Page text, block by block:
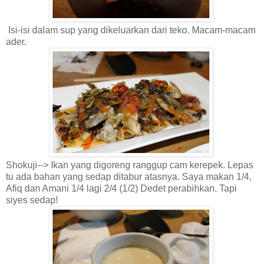
Isi-isi dalam sup yang dikeluarkan dari teko. Macam-macam
ader.
Shokuji--> Ikan yang digoreng ranggup cam kerepek. Lepas
tu ada bahan yang sedap ditabur atasnya. Saya makan 1/4,
Afiq dan Amani 1/4 lagi 2/4 (1/2) Dedet perabihkan. Tapi
siyes sedap!